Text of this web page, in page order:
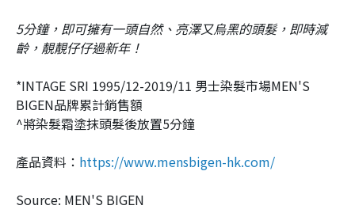
5分鐘，即可擁有一頭自然、亮澤又烏黑的頭髮，即時減
齡，靚靚仔仔過新年！
*INTAGE SRI 1995/12-2019/11 男士染髮市場MEN'S
BIGEN品牌累計銷售額
^將染髮霜塗抹頭髮後放置5分鐘
產品資料： https://www.mensbigen-hk.com/
Source: MEN'S BIGEN